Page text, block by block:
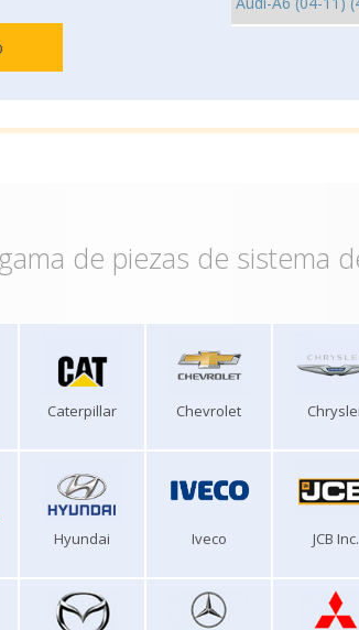
de piezas de sistema
Caterpillar Chevrolet
Hyundai Iveco JCB Inc.